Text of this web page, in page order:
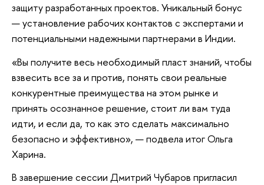
защиту разработанных проектов. Уникальный бонус
— установление рабочих контактов с экспертами и
потенциальными надежными партнерами в Индии.
«Вы получите весь необходимый пласт знаний, чтобы
взвесить все за и против, понять свои реальные
конкурентные преимущества на этом рынке и
принять осознанное решение, стоит ли вам туда
идти, и если да, то как это сделать максимально
безопасно и эффективно», — подвела итог Ольга
Харина.
В завершение сессии Дмитрий Чубаров пригласил